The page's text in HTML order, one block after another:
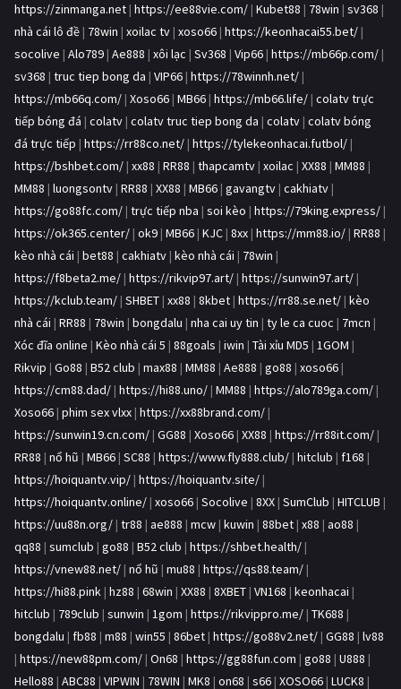
https://zinmanga.net | https://ee88vie.com/ | Kubet88 | 78win | sv368 |
nhà cái lô đề | 78win | xoilac tv | xoso66 | https://keonhacai55.bet/ |
socolive | Alo789 | Ae888 | xôi lạc | Sv368 | Vip66 | https://mb66p.com/ |
sv368 | truc tiep bong da | VIP66 | https://78winnh.net/ |
https://mb66q.com/ | Xoso66 | MB66 | https://mb66.life/ | colatv trực
tiếp bóng đá | colatv | colatv truc tiep bong da | colatv | colatv bóng
đá trực tiếp | https://rr88co.net/ | https://tylekeonhacai.futbol/ |
https://bshbet.com/ | xx88 | RR88 | thapcamtv | xoilac | XX88 | MM88 |
MM88 | luongsontv | RR88 | XX88 | MB66 | gavangtv | cakhiatv |
https://go88fc.com/ | trực tiếp nba | soi kèo | https://79king.express/ |
https://ok365.center/ | ok9 | MB66 | KJC | 8xx | https://mm88.io/ | RR88 |
kèo nhà cái | bet88 | cakhiatv | kèo nhà cái | 78win |
https://f8beta2.me/ | https://rikvip97.art/ | https://sunwin97.art/ |
https://kclub.team/ | SHBET | xx88 | 8kbet | https://rr88.se.net/ | kèo
nhà cái | RR88 | 78win | bongdalu | nha cai uy tin | ty le ca cuoc | 7mcn |
Xóc đĩa online | Kèo nhà cái 5 | 88goals | iwin | Tài xỉu MD5 | 1GOM |
Rikvip | Go88 | B52 club | max88 | MM88 | Ae888 | go88 | xoso66 |
https://cm88.dad/ | https://hi88.uno/ | MM88 | https://alo789ga.com/ |
Xoso66 | phim sex vlxx | https://xx88brand.com/ |
https://sunwin19.cn.com/ | GG88 | Xoso66 | XX88 | https://rr88it.com/ |
RR88 | nổ hũ | MB66 | SC88 | https://www.fly888.club/ | hitclub | f168 |
https://hoiquantv.vip/ | https://hoiquantv.site/ |
https://hoiquantv.online/ | xoso66 | Socolive | 8XX | SumClub | HITCLUB |
https://uu88n.org/ | tr88 | ae888 | mcw | kuwin | 88bet | x88 | ao88 |
qq88 | sumclub | go88 | B52 club | https://shbet.health/ |
https://vnew88.net/ | nổ hũ | mu88 | https://qs88.team/ |
https://hi88.pink | hz88 | 68win | XX88 | 8XBET | VN168 | keonhacai |
hitclub | 789club | sunwin | 1gom | https://rikvippro.me/ | TK688 |
bongdalu | fb88 | m88 | win55 | 86bet | https://go88v2.net/ | GG88 | lv88
| https://new88pm.com/ | On68 | https://gg88fun.com | go88 | U888 |
Hello88 | ABC88 | VIPWIN | 78WIN | MK8 | on68 | s66 | XOSO66 | LUCK8 |